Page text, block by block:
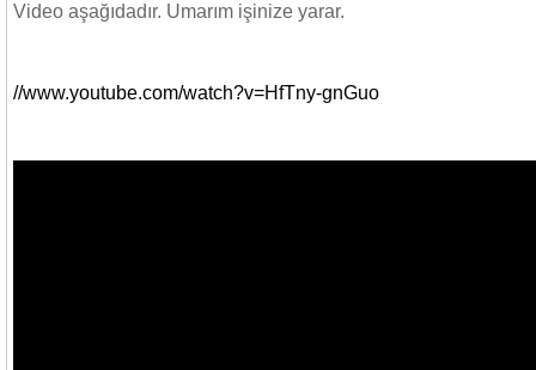
Video aşağıdadır. Umarım işinize yarar.
//www.youtube.com/watch?v=HfTny-gnGuo